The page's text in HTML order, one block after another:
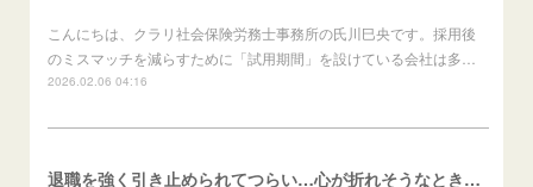
こんにちは、クラリ社会保険労務士事務所の氏川巳央です。採用後
のミスマッチを減らすために「試用期間」を設けている会社は多…
2026.02.06 04:16
退職を強く引き止められてつらい…心が折れそうなときの進め方（労働者向け）